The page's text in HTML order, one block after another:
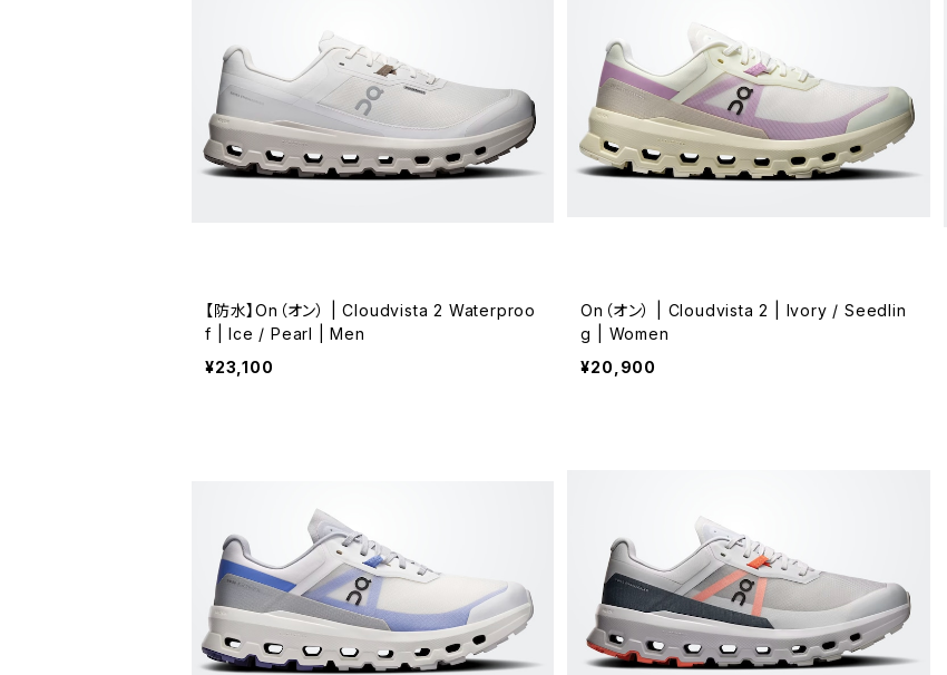
【防水】On（オン） | Cloudvista 2 Waterproo
f | Ice / Pearl | Men
¥23,100
On（オン） | Cloudvista 2 | Ivory / Seedlin
g | Women
¥20,900